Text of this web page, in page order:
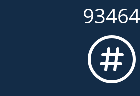
93464
